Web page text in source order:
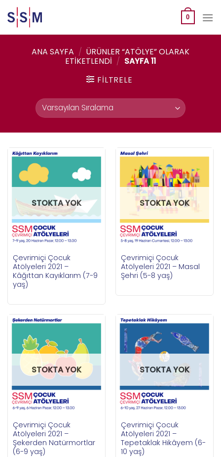
to
content
0
ANA SAYFA / ÜRÜNLER “ATÖLYE” OLARAK
ETIKETLENDI / SAYFA 11
FILTRELE
STOKTA YOK
Çevrimiçi Çocuk
Atölyeleri 2021 –
Kâğıttan Kayıklarım (7-9
yaş)
STOKTA YOK
Çevrimiçi Çocuk
Atölyeleri 2021 – Masal
Şehri (5-8 yaş)
STOKTA YOK
Çevrimiçi Çocuk
Atölyeleri 2021 –
Şekerden Natürmortlar
(6-9 yaş)
STOKTA YOK
Çevrimiçi Çocuk
Atölyeleri 2021 –
Tepetaklak Hikâyem (6-
10 yaş)